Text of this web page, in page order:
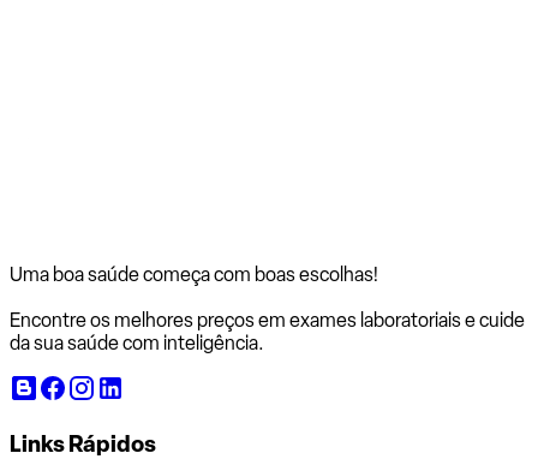
Uma boa saúde começa com boas escolhas!
Encontre os melhores preços em exames laboratoriais e cuide
da sua saúde com inteligência.
Links Rápidos